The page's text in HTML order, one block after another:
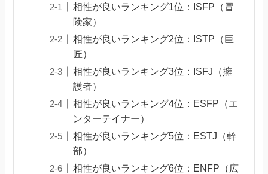
相性が良いランキング1位：ISFP（冒
険家）
相性が良いランキング2位：ISTP（巨
匠）
相性が良いランキング3位：ISFJ（擁
護者）
相性が良いランキング4位：ESFP（エ
ンターテイナー）
相性が良いランキング5位：ESTJ（幹
部）
相性が良いランキング6位：ENFP（広